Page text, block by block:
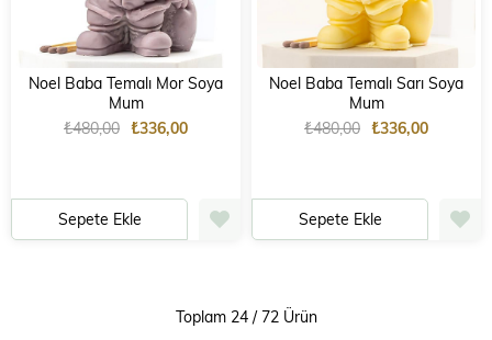
Noel Baba Temalı Mor Soya
Mum
₺336,00
₺480,00
Sepete Ekle
Noel Baba Temalı Sarı Soya
Mum
₺336,00
₺480,00
Sepete Ekle
Toplam 24/72Ürün